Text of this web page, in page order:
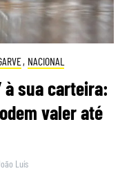
, NACIONAL
à sua carteira:
valer até
Luís